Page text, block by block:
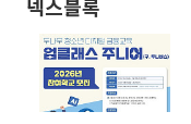
넥스블록